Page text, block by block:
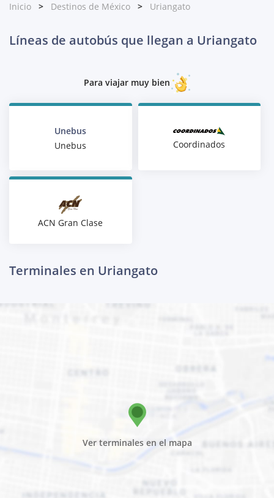
Inicio Destinos de México Uriangato
Líneas de autobús que llegan a Uriangato
Para viajar muy bien
Unebus
Unebus
Coordinados
ACN Gran Clase
Terminales en Uriangato
Ver terminales en el mapa